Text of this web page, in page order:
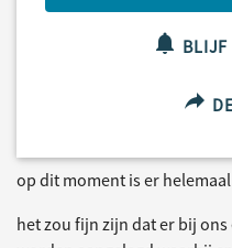
BLIJF
op dit moment is er
het zou fijn zijn dat er bij